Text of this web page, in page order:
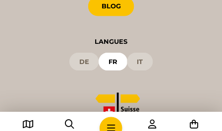
BLOG
LANGUES
DE FR IT